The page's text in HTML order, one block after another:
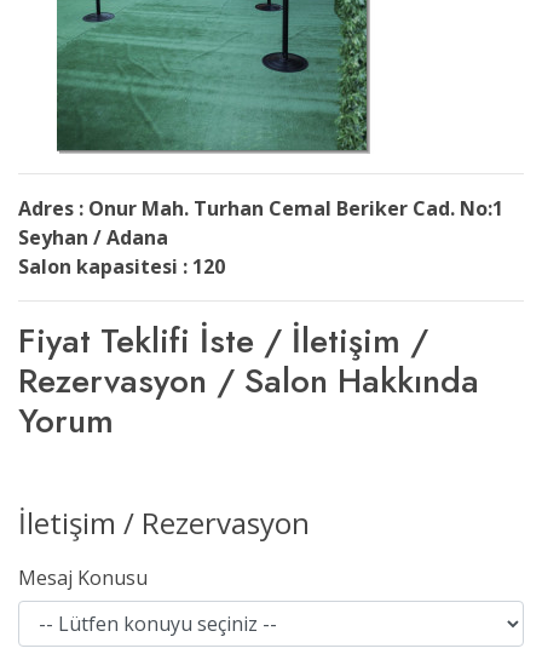
Adres : Onur Mah. Turhan Cemal Beriker Cad. No:1
Seyhan / Adana
Salon kapasitesi : 120
Fiyat Teklifi İste / İletişim /
Rezervasyon / Salon Hakkında
Yorum
İletişim / Rezervasyon
Mesaj Konusu